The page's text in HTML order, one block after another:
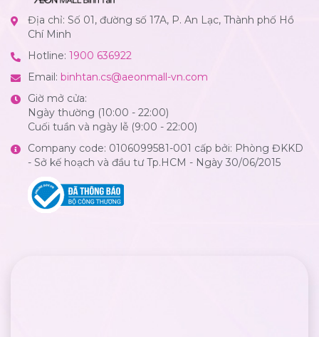
Địa chỉ: Số 01, đường số 17A, P. An Lạc, Thành phố Hồ
Chí Minh
Hotline: 1900 636922
Email: binhtan.cs@aeonmall-vn.com
Giờ mở cửa:
Ngày thường (10:00 - 22:00)
Cuối tuần và ngày lễ (9:00 - 22:00)
Company code: 0106099581-001 cấp bởi: Phòng ĐKKD
- Sở kế hoạch và đầu tư Tp.HCM - Ngày 30/06/2015